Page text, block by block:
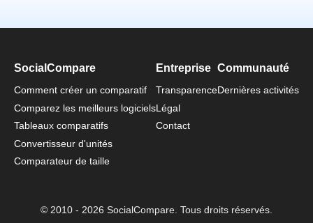
SocialCompare
Comment créer un comparatif
Comparez les meilleurs logiciels
Tableaux comparatifs
Convertisseur d'unités
Comparateur de taille
Entreprise
Transparence
Légal
Contact
Communauté
Dernières activités
© 2010 - 2026 SocialCompare. Tous droits réservés.